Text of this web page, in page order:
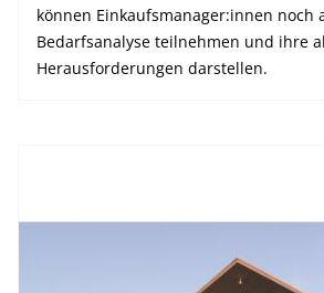
können Einkaufsmanager:innen noch
Bedarfsanalyse teilnehmen und ihre
Herausforderungen darstellen.